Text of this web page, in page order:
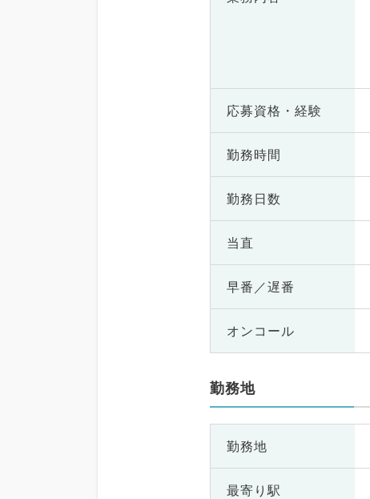
応募資格・ 経験
勤務時間
勤務日数
当直
早番／遅番
オンコール
勤務地
勤務地
最寄り駅